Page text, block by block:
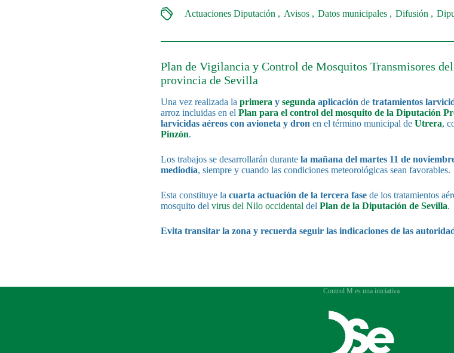
Actuaciones Diputación Avisos Datos municipales Difusión
Plan de Vigilancia y Control de Mosquitos Transmisores
provincia de Sevilla
Una vez realizada la primera y segunda aplicación detratamientos
arroz incluidas en el Plan para el control del mosquito de la Diputación
larvicidas aéreos con avioneta y dron en el término municipal de Utrera,
Pinzón.
Los trabajos se desarrollarán durante la mañana del martes 11 de
mediodía, siempre y cuando las condiciones meteorológicas sean favorables.
Esta constituye la cuarta actuación de la tercera fasede los tratamientos
mosquito del virus del Nilo occidental del Plan de la Diputación de Sevilla.
Evita transitar la zona y recuerda seguir las indicaciones de las
Control M es una iniciativa